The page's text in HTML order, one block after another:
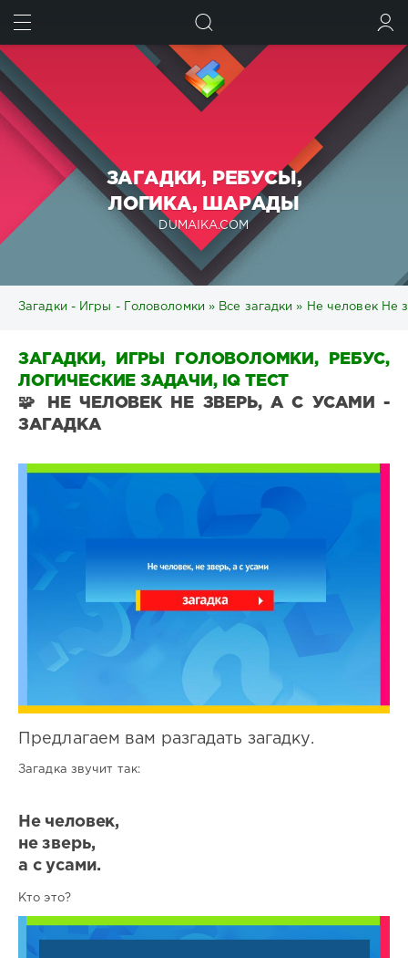
ЗАГАДКИ, РЕБУСЫ,
ЛОГИКА, ШАРАДЫ
DUMAIKA.COM
Загадки - Игры - Головоломки » Все загадки » Не человек Не
ЗАГАДКИ, ИГРЫ ГОЛОВОЛОМКИ, РЕБУС,
ЛОГИЧЕСКИЕ ЗАДАЧИ, IQ ТЕСТ
🧩 НЕ ЧЕЛОВЕК НЕ ЗВЕРЬ, А С УСАМИ -
ЗАГАДКА
Предлагаем вам разгадать загадку.
Загадка звучит так:
Не человек,
не зверь,
а с усами.
Кто это?